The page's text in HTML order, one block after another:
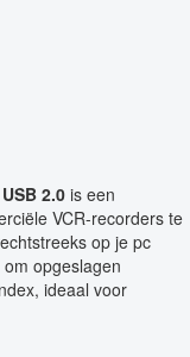
2.0 is een
VCR-recorders te
op je pc
opgeslagen
ideaal voor